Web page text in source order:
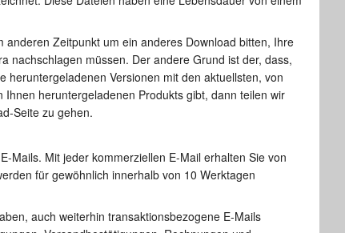
Zeitpunkt um ein anderes Download bitten, Ihre
nachschlagen müssen. Der andere Grund ist der, dass,
heruntergeladenen Versionen mit den aktuellsten, von
heruntergeladenen Produkts gibt, dann teilen wir
Seite zu gehen.
Mails. Mit jeder kommerziellen E-Mail erhalten Sie von
für gewöhnlich innerhalb von 10 Werktagen
auch weiterhin transaktionsbezogene E-Mails